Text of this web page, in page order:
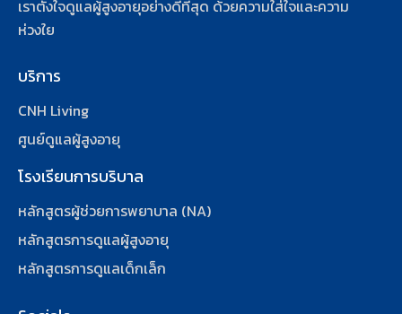
เราตั้งใจดูแลผู้สูงอายุอย่างดีที่สุด ด้วยความใส่ใจและความ
ห่วงใย
บริการ
CNH Living
ศูนย์ดูแลผู้สูงอายุ
โรงเรียนการบริบาล
หลักสูตรผู้ช่วยการพยาบาล (NA)
หลักสูตรการดูแลผู้สูงอายุ
หลักสูตรการดูแลเด็กเล็ก